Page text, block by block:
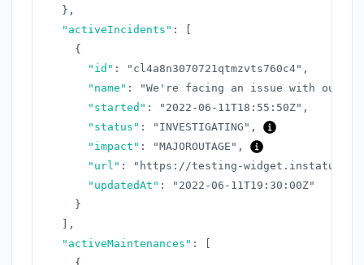
} ,
"activeIncidents" :
{
"id" : "cl4a8n3070721qtmzvts760c4" ,
"name" :
"We're facing an issue with our
"started" : "2022-06-11T18:55:50Z" ,
"status" : "INVESTIGATING" ,
"impact" : "MAJOROUTAGE" ,
"url" :
"https://testing-
"updatedAt" :
"2022-06-11T19:30:00Z"
}
,
"activeMaintenances" :